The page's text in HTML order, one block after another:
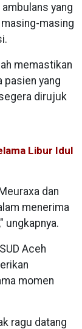
yang
masing
memastikan
pasien yang
dirujuk
Libur Idul
dan
menerima
ungkapnya.
Aceh
momen
ragu datang